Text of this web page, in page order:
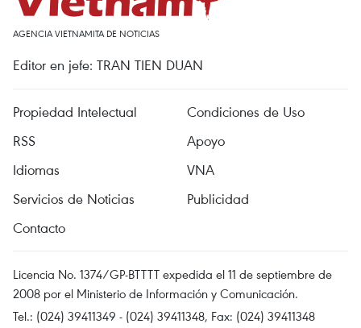
AGENCIA VIETNAMITA DE NOTICIAS
Editor en jefe: TRAN TIEN DUAN
Propiedad Intelectual
Condiciones de Uso
RSS
Apoyo
Idiomas
VNA
Servicios de Noticias
Publicidad
Contacto
Licencia No. 1374/GP-BTTTT expedida el 11 de septiembre de
2008 por el Ministerio de Información y Comunicación.
Tel.: (024) 39411349 - (024) 39411348, Fax: (024) 39411348